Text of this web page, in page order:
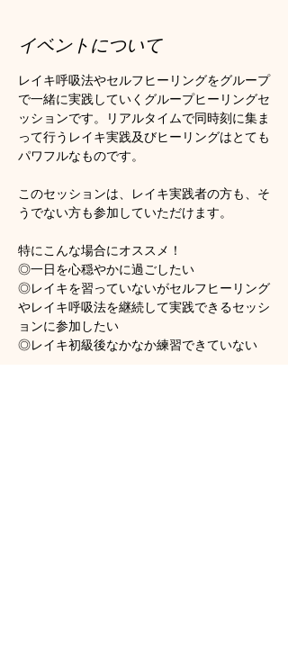
イベントについて
レイキ呼吸法やセルフヒーリングをグループ
で一緒に実践していくグループヒーリングセ
ッションです。リアルタイムで同時刻に集ま
って行うレイキ実践及びヒーリングはとても
パワフルなものです。
このセッションは、レイキ実践者の方も、そ
うでない方も参加していただけます。
特にこんな場合にオススメ！
◎一日を心穏やかに過ごしたい
◎レイキを習っていないがセルフヒーリング
やレイキ呼吸法を継続して実践できるセッシ
ョンに参加したい
◎レイキ初級後なかなか練習できていない